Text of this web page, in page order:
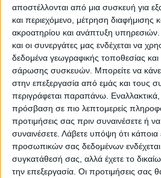
αποστέλλονται από μια συσκευή για
και περιεχόμενο, μέτρηση διαφήμισης
ακροατηρίου και ανάπτυξη υπηρεσιών.
και οι συνεργάτες μας ενδέχεται να
δεδομένα γεωγραφικής τοποθεσίας
σάρωσης συσκευών. Μπορείτε να
στην επεξεργασία από εμάς και τους
περιγράφεται παραπάνω.
πρόσβαση σε πιο λεπτομερείς
προτιμήσεις σας πριν συναινέσετε ή
συναινέσετε. Λάβετε υπόψη ότι κάποια
προσωπικών σας δεδομένων ενδέχεται
συγκατάθεσή σας, αλλά έχετε το
την επεξεργασία. Οι προτιμήσεις σας
Σε δηλώσεις του ο
νοσοκομειακών γιατρών
Έκτορας Γάζος,
απόφαση της διοίκηση
μην δώσει την άδεια σε
όργανα και εργαζόμενους
μία συνέντευξη τύπου.
είπε ο κ. Γάζος οι φορείς
σύντομη συγκέντρωση
του ιδρύματος. «Μία
διαπερνά τους αγώνες